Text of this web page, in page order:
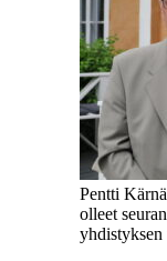
Pentti
olleet
yhdistyksen